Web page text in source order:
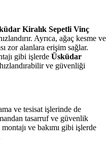
Kiralık Sepetli Vinç
Ayrıca, ağaç kesme ve
zor alanlara erişim sağlar.
gibi işlerde Üsküdar
ve güvenliği
ve tesisat işlerinde de
tasarruf ve güvenlik
ve bakımı gibi işlerde